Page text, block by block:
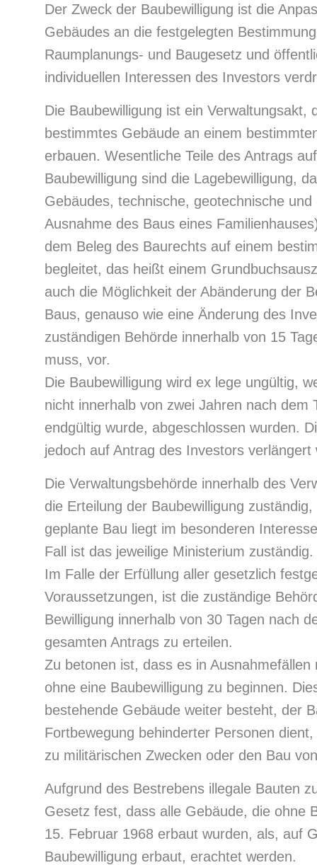
Der Zweck der Baubewilligung ist die
Gebäudes an die festgelegten
Raumplanungs- und Baugesetz und
individuellen Interessen des Investors
Die Baubewilligung ist ein Verwaltungsakt,
bestimmtes Gebäude an einem
erbauen. Wesentliche Teile des Antrags
Baubewilligung sind die Lagebewilligung,
Gebäudes, technische, geotechnische
Ausnahme des Baus eines
dem Beleg des Baurechts auf einem
begleitet, das heißt einem
auch die Möglichkeit der Abänderung der
Baus, genauso wie eine Änderung des
zuständigen Behörde innerhalb von 15
muss, vor.
Die Baubewilligung wird ex lege ungültig,
nicht innerhalb von zwei Jahren nach dem
endgültig wurde, abgeschlossen wurden.
jedoch auf Antrag des Investors verlängert
Die Verwaltungsbehörde innerhalb des
die Erteilung der Baubewilligung
geplante Bau liegt im besonderen
Fall ist das jeweilige Ministerium
Im Falle der Erfüllung aller gesetzlich
Voraussetzungen, ist die zuständige
Bewilligung innerhalb von 30 Tagen nach
gesamten Antrags zu erteilen.
Zu betonen ist, dass es in
ohne eine Baubewilligung zu beginnen.
bestehende Gebäude weiter besteht, der
Fortbewegung behinderter Personen
zu militärischen Zwecken oder den Bau
Aufgrund des Bestrebens illegale Bauten
Gesetz fest, dass alle Gebäude, die ohne
15. Februar 1968 erbaut wurden, als, auf
Baubewilligung erbaut, erachtet werden.